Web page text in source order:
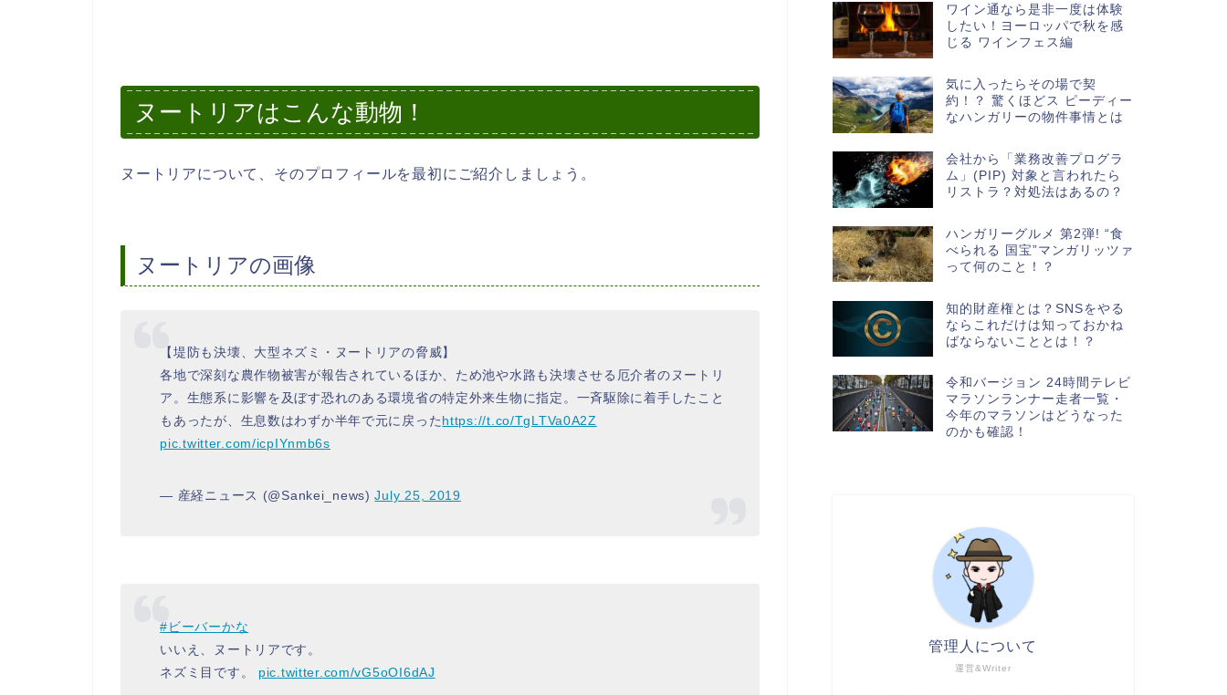
ヌートリアはこんな動物！
ヌートリアについて、そのプロフィールを最初にご紹介しましょう。
ヌートリアの画像
【堤防も決壊、大型ネズミ・ヌートリアの脅威】
各地で深刻な農作物被害が報告されているほか、ため池や水路も決壊させる厄介者のヌートリ
ア。生態系に影響を及ぼす恐れのある環境省の特定外来生物に指定。一斉駆除に着手したこと
もあったが、生息数はわずか半年で元に戻ったhttps://t.co/TgLTVa0A2Z
pic.twitter.com/icpIYnmb6s
— 産経ニュース (@Sankei_news)July 25, 2019
#ビーバーかな
いいえ、ヌートリアです。
ネズミ目です。 pic.twitter.com/vG5oOI6dAJ
ワイン通なら是非一度は体験
したい！ヨーロッパで秋を感
じる ワインフェス編
気に入ったらその場で契
約！？ 驚くほどス ピーディー
なハンガリーの物件事情とは
会社から「業務改善プログラ
ム」(PIP) 対象と言われたら
リストラ？対処法はあるの？
ハンガリーグルメ 第2弾! “食
べられる 国宝”マンガリッツァ
って何のこと！？
知的財産権とは？SNSをやる
ならこれだけは知っておかね
ばならないこととは！？
令和バージョン 24時間テレビ
マラソンランナー走者一覧・
今年のマラソンはどうなった
のかも確認！
運営&Writer
管理人について